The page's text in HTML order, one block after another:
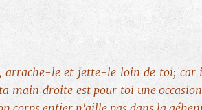
, arrache-le et jette-le loin de toi; car
main droite est pour toi une